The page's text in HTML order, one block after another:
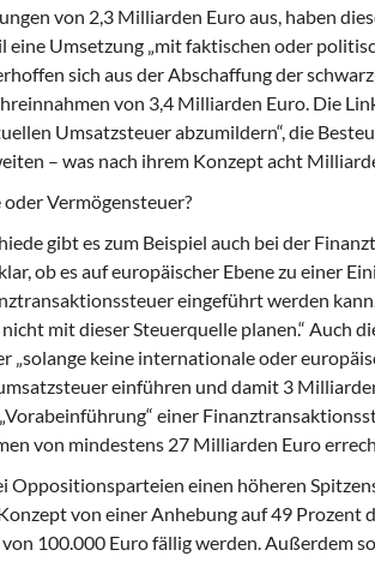
von 2,3 Milliarden Euro aus, haben
eine Umsetzung „mit faktischen oder
sich aus der Abschaffung der
von 3,4 Milliarden Euro. Die
Umsatzsteuer abzumildern“, die
– was nach ihrem Konzept acht
Vermögensteuer?
gibt es zum Beispiel auch bei der
ob es auf europäischer Ebene zu einer
eingeführt werden
mit dieser Steuerquelle planen.“ Auch
„solange keine internationale oder
einführen und damit 3
einer
von mindestens 27 Milliarden Euro
Oppositionsparteien einen höheren
von einer Anhebung auf 49 Prozent
100.000 Euro fällig werden. Außerdem